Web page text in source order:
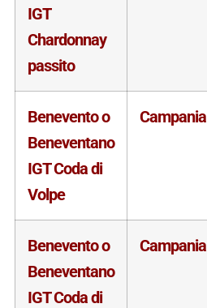
IGT
Chardonnay
passito
Benevento o
Beneventano
IGT Coda di
Volpe
Campania
Benevento o
Beneventano
IGT Coda di
Campania